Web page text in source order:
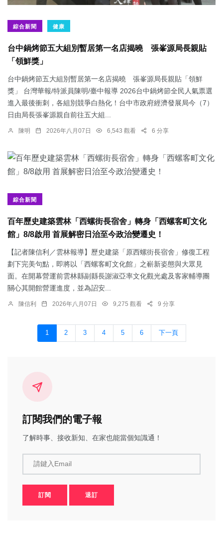
綜合新聞 健康
台中鍋烤節五大組別暫居第一名店揭曉 張峯源局長親貼
「領鮮獎」
台中鍋烤節五大組別暫居第一名店揭曉 張峯源局長親貼「領鮮
獎」 台灣華報/特派員陳明/臺中報導 2026台中鍋烤節全民人氣票選
進入最後衝刺，各組別競爭白熱化！台中市政府經濟發展局今（7）
日由局長張峯源親自前往五大組...
陳明 2026年八月07日 6,543 觀看 6 分享
綜合新聞
百年歷史建築雲林「西螺街長宿舍」轉身「西螺客町文化
館」8/8啟用 首展解密日治至今政治變遷史！
【記者陳信利／雲林報導】歷史建築「原西螺街長宿舍」修復工程
劃下完美句點，即將以「西螺客町文化館」之嶄新姿態與大眾見
面。在開幕營運前雲林縣副縣長謝淑亞率文化觀光處及客家輔導團
關心其開館營運進度，並為詔安...
陳信利 2026年八月07日 9,275 觀看 9 分享
1 2 3 4 5 6 下一頁
訂閱我們的電子報
了解時事、接收新知、在家也能當個知識通！
請鍵入Email
訂閱 退訂